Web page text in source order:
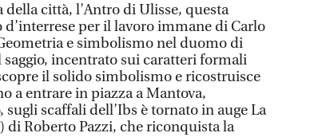
città, l’Antro di Ulisse, questa
per il lavoro immane di Carlo
e simbolismo nel duomo di
saggio, incentrato sui caratteri formali
il solido simbolismo e ricostruisce
a entrare in piazza a Mantova,
sugli scaffali dell’Ibs è tornato in auge La
Roberto Pazzi, che riconquista la